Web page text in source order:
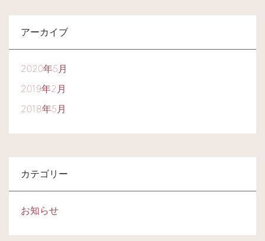
アーカイブ
2020年5月
2019年2月
2018年5月
カテゴリー
お知らせ